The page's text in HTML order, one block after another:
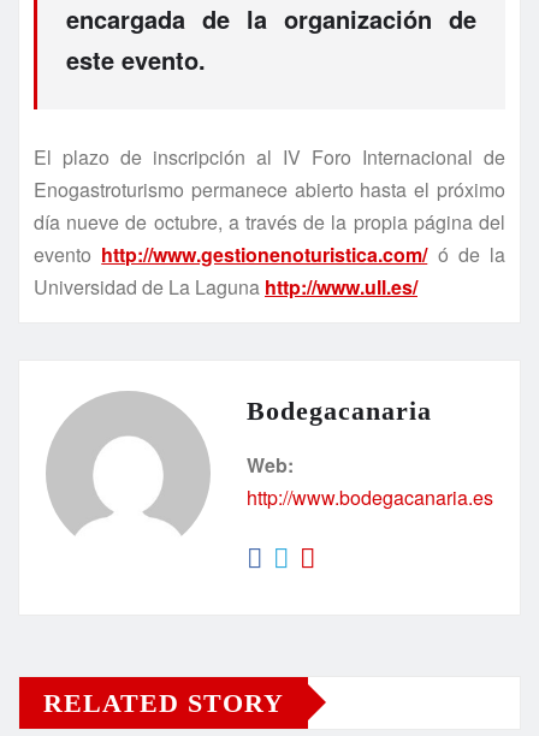
encargada de la organización de
este evento.
El plazo de inscripción al IV Foro Internacional de
Enogastroturismo permanece abierto hasta el próximo
día nueve de octubre, a través de la propia página del
evento http://www.gestionenoturistica.com/ó de la
Universidad de La Laguna http://www.ull.es/
Bodegacanaria
Web:
http://www.bodegacanaria.es
RELATED STORY